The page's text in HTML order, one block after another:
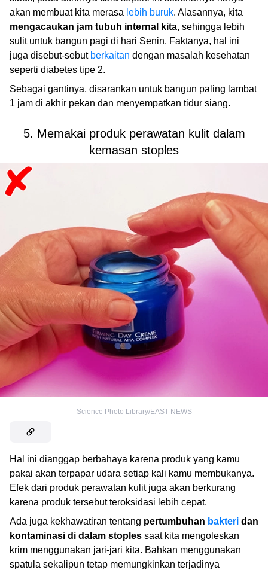
akan membuat kita merasa lebih buruk. Alasannya, kita
mengacaukan jam tubuh internal kita, sehingga lebih
sulit untuk bangun pagi di hari Senin. Faktanya, hal ini
juga disebut-sebut berkaitan dengan masalah kesehatan
seperti diabetes tipe 2.
Sebagai gantinya, disarankan untuk bangun paling lambat
1 jam di akhir pekan dan menyempatkan tidur siang.
5. Memakai produk perawatan kulit dalam
kemasan stoples
Science Photo Library/EAST NEWS
Hal ini dianggap berbahaya karena produk yang kamu
pakai akan terpapar udara setiap kali kamu membukanya.
Efek dari produk perawatan kulit juga akan berkurang
karena produk tersebut teroksidasi lebih cepat.
Ada juga kekhawatiran tentang pertumbuhan bakteri dan
kontaminasi di dalam stoples saat kita mengoleskan
krim menggunakan jari-jari kita. Bahkan menggunakan
spatula sekalipun tetap memungkinkan terjadinya